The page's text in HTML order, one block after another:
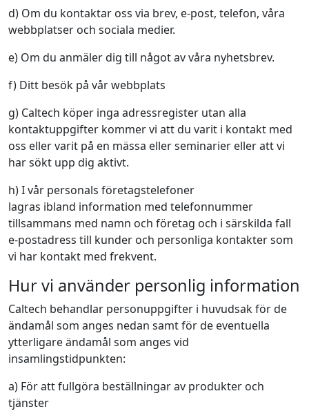
d) Om du kontaktar oss via brev, e-post, telefon, våra
webbplatser och sociala medier.
e) Om du anmäler dig till något av våra nyhetsbrev.
f) Ditt besök på vår webbplats
g) Caltech köper inga adressregister utan alla
kontaktuppgifter kommer vi att du varit i kontakt med
oss eller varit på en mässa eller seminarier eller att vi
har sökt upp dig aktivt.
h) I vår personals företagstelefoner
lagras ibland information med telefonnummer
tillsammans med namn och företag och i särskilda fall
e-postadress till kunder och personliga kontakter som
vi har kontakt med frekvent.
Hur vi använder personlig information
Caltech behandlar personuppgifter i huvudsak för de
ändamål som anges nedan samt för de eventuella
ytterligare ändamål som anges vid
insamlingstidpunkten:
a) För att fullgöra beställningar av produkter och
tjänster